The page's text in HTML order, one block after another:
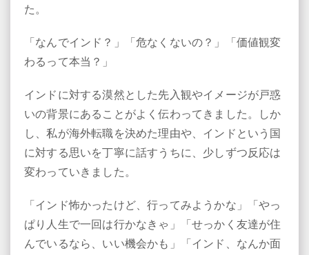
た。
「なんでインド？」「危なくないの？」「価値観変
わるって本当？」
インドに対する漠然とした先入観やイメージが戸惑
いの背景にあることがよく伝わってきました。しか
し、私が海外転職を決めた理由や、インドという国
に対する思いを丁寧に話すうちに、少しずつ反応は
変わっていきました。
「インド怖かったけど、行ってみようかな」「やっ
ぱり人生で一回は行かなきゃ」「せっかく友達が住
んでいるなら、いい機会かも」「インド、なんか面